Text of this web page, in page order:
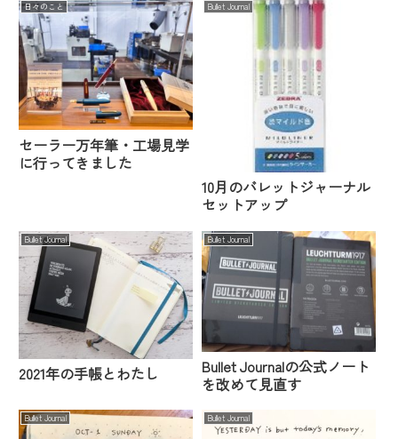
日々のこと
セーラー万年筆・工場見学
に行ってきました
Bullet Journal
10月のバレットジャーナル
セットアップ
Bullet Journal
2021年の手帳とわたし
Bullet Journal
Bullet Journalの公式ノート
を改めて見直す
Bullet Journal Bullet Journal